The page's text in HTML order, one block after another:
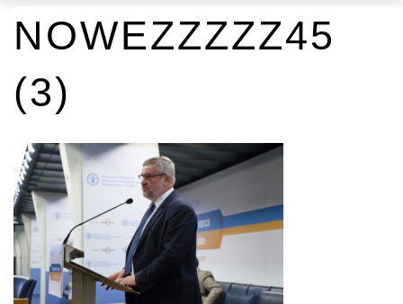
NOWEZZZZZ45
(3)